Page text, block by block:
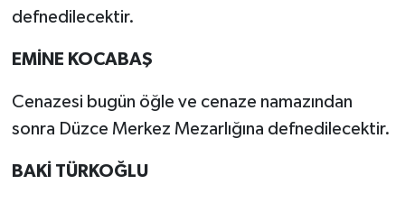
defnedilecektir.
EMİNE KOCABAŞ
Cenazesi bugün öğle ve cenaze namazından
sonra Düzce Merkez Mezarlığına defnedilecektir.
BAKİ TÜRKOĞLU